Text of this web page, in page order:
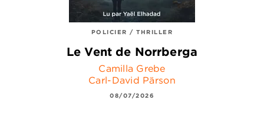
POLICIER / THRILLER
Le Vent de Norrberga
Camilla Grebe
Carl-David Pärson
08/07/2026